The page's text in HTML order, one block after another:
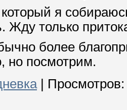
я
Жду только
более
но посмотрим.
| Просмотров